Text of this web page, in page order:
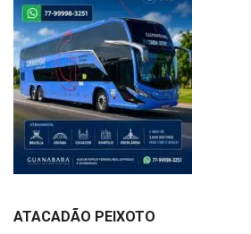
ATACADÃO PEIXOTO